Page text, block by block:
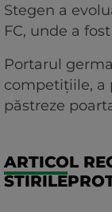
Stegen a
FC, unde a
Portarul
competițiile, a
păstreze
ARTICOL